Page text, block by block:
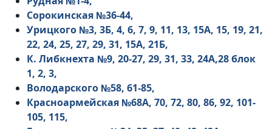
Сорокинская №36-44,
Урицкого №3, 3Б, 4, 6, 7, 9, 11, 13, 15А, 15, 19, 21,
22, 24, 25, 27, 29, 31, 15А, 21Б,
К. Либкнехта №9, 20-27, 29, 31, 33, 24А,28 блок
1, 2, 3,
Володарского №58, 61-85,
Красноармейская №68А, 70, 72, 80, 86, 92, 101-
105, 115,